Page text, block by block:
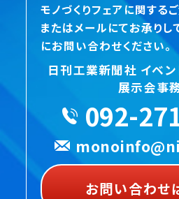
モノづくりフェアに関する
またはメールにてお承りし
にお問い合わせください。
日刊工業新聞社 イベン
展示会事
092-
お問い合わせ